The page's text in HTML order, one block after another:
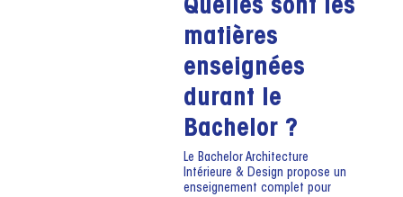
Quelles sont les
matières
enseignées
durant le
Bachelor ?
Le Bachelor Architecture
Intérieure & Design propose un
enseignement complet pour